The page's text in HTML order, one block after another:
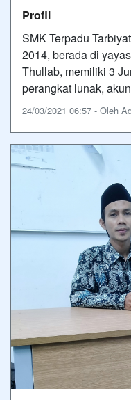
Profil
SMK Terpadu
2014, berada di
Thullab, memiliki 3
perangkat lunak,
24/03/2021 06:57 - Oleh